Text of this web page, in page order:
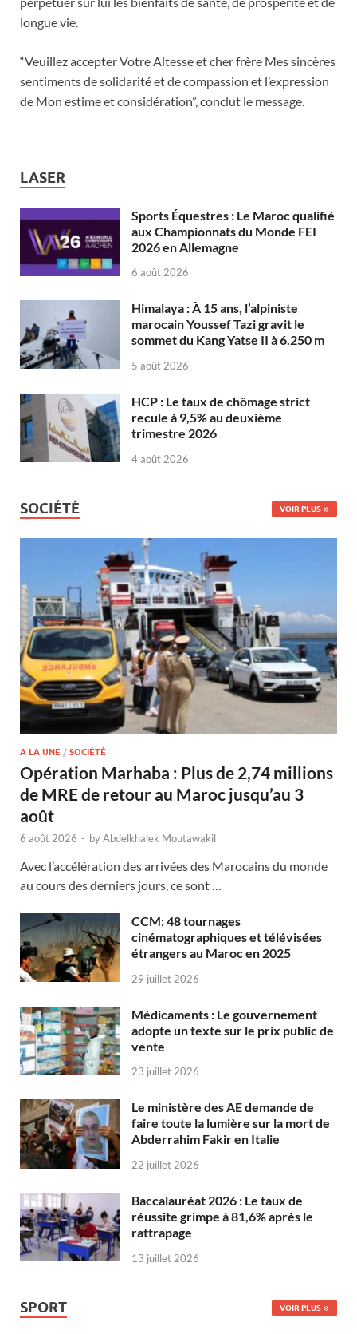
longue vie.
“Veuillez accepter Votre Altesse et cher frère Mes sincères
sentiments de solidarité et de compassion et l’expression
de Mon estime et considération”, conclut le message.
LASER
Sports Équestres : Le Maroc qualifié
aux Championnats du Monde FEI
2026 en Allemagne
6 août 2026
Himalaya : À 15 ans, l’alpiniste
marocain Youssef Tazi gravit le
sommet du Kang Yatse II à 6.250 m
5 août 2026
HCP : Le taux de chômage strict
recule à 9,5% au deuxième
trimestre 2026
4 août 2026
SOCIÉTÉ VOIR PLUS
A LA UNE / SOCIÉTÉ
Opération Marhaba : Plus de 2,74 millions
de MRE de retour au Maroc jusqu’au 3
août
6 août 2026 - byAbdelkhalek Moutawakil
Avec l’accélération des arrivées des Marocains du monde
au cours des derniers jours, ce sont …
CCM: 48 tournages
cinématographiques et télévisées
étrangers au Maroc en 2025
29 juillet 2026
Médicaments : Le gouvernement
adopte un texte sur le prix public de
vente
23 juillet 2026
Le ministère des AE demande de
faire toute la lumière sur la mort de
Abderrahim Fakir en Italie
22 juillet 2026
Baccalauréat 2026 : Le taux de
réussite grimpe à 81,6% après le
rattrapage
13 juillet 2026
SPORT VOIR PLUS